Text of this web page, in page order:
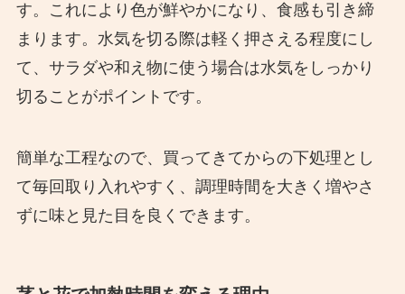
す。これにより色が鮮やかになり、食感も引き締
まります。水気を切る際は軽く押さえる程度にし
て、サラダや和え物に使う場合は水気をしっかり
切ることがポイントです。
簡単な工程なので、買ってきてからの下処理とし
て毎回取り入れやすく、調理時間を大きく増やさ
ずに味と見た目を良くできます。